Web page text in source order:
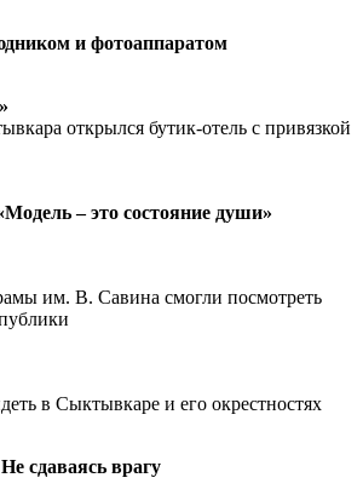
и фотоаппаратом
открылся бутик-отель с привязкой
– это состояние души»
им. В. Савина смогли посмотреть
в Сыктывкаре и его окрестностях
сдаваясь врагу